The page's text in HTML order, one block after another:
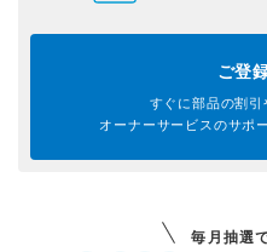
ご登
すぐに部品の割引
オーナーサービスのサポ
毎月抽選